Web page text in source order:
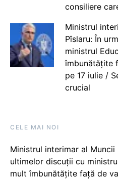
consiliere
Ministrul
Pîslaru: În
ministrul
îmbunătățite
pe 17 iulie /
crucial
CELE MAI NOI
Ministrul interimar al Muncii
ultimelor discuții cu
mult îmbunătățite față de